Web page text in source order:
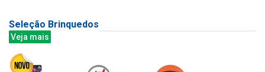
Seleção Brinquedos
Veja mais